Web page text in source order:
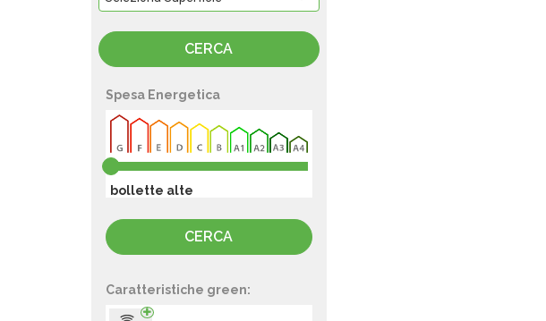
Spesa Energetica
bollette alte
Caratteristiche green: